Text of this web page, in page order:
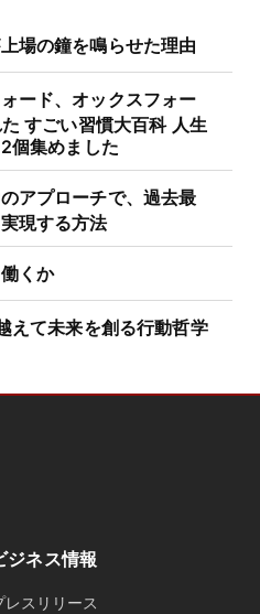
場の鐘を鳴らせた理由
ード、オックスフォー
すごい習慣大百科 人生
個集めました
アプローチで、過去最
現する方法
くか
えて未来を創る行動哲学
ジネス情報
レスリリース